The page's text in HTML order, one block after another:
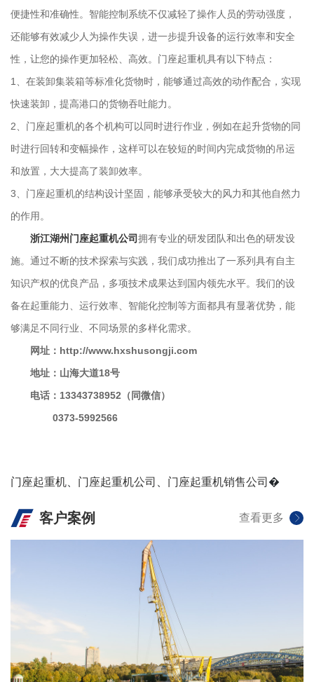
便捷性和准确性。智能控制系统不仅减轻了操作人员的劳动强度，
还能够有效减少人为操作失误，进一步提升设备的运行效率和安全
性，让您的操作更加轻松、高效。门座起重机具有以下特点：
1、在装卸集装箱等标准化货物时，能够通过高效的动作配合，实现
快速装卸，提高港口的货物吞吐能力。
2、门座起重机的各个机构可以同时进行作业，例如在起升货物的同
时进行回转和变幅操作，这样可以在较短的时间内完成货物的吊运
和放置，大大提高了装卸效率。
3、门座起重机的结构设计坚固，能够承受较大的风力和其他自然力
的作用。
浙江湖州门座起重机公司拥有专业的研发团队和出色的研发设
施。通过不断的技术探索与实践，我们成功推出了一系列具有自主
知识产权的优良产品，多项技术成果达到国内领先水平。我们的设
备在起重能力、运行效率、智能化控制等方面都具有显著优势，能
够满足不同行业、不同场景的多样化需求。
网址：http://www.hxshusongji.com
地址：山海大道18号
电话：13343738952（同微信）
0373-5992566
门座起重机 门座起重机公司 门座起重机销售公司 �
客户案例 查看更多